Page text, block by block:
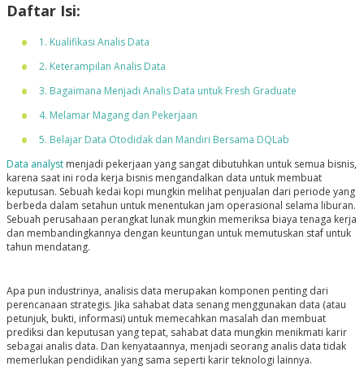
Daftar Isi:
1. Kualifikasi Analis Data
2. Keterampilan Analis Data
3. Bagaimana Menjadi Analis Data untuk Fresh Graduate
4. Melamar Magang dan Pekerjaan
5. Belajar Data Otodidak dan Mandiri Bersama DQLab
Data analystmenjadi pekerjaan yang sangat dibutuhkan untuk semua bisnis,
karena saat ini roda kerja bisnis mengandalkan data untuk membuat
keputusan. Sebuah kedai kopi mungkin melihat penjualan dari periode yang
berbeda dalam setahun untuk menentukan jam operasional selama liburan.
Sebuah perusahaan perangkat lunak mungkin memeriksa biaya tenaga kerja
dan membandingkannya dengan keuntungan untuk memutuskan staf untuk
tahun mendatang.
Apa pun industrinya, analisis data merupakan komponen penting dari
perencanaan strategis. Jika sahabat data senang menggunakan data (atau
petunjuk, bukti, informasi) untuk memecahkan masalah dan membuat
prediksi dan keputusan yang tepat, sahabat data mungkin menikmati karir
sebagai analis data. Dan kenyataannya, menjadi seorang analis data tidak
memerlukan pendidikan yang sama seperti karir teknologi lainnya.